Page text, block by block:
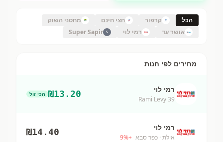
הכל קרפור חצי חינם
מחסני השוק
אושר עד
רמי לוי S
Super Sapir
מחירים לפי חנות
רמי לוי
Rami Levy 39
₪13.20 הכי זול
רמי לוי
אילת · כפר סבא +
9%
₪14.40